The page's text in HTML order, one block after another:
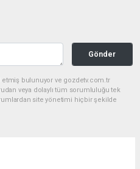
Gönder
etmiş bulunuyor ve gozdetv.com.tr
veya dolaylı tüm sorumluluğu tek
site yönetimi hiçbir şekilde